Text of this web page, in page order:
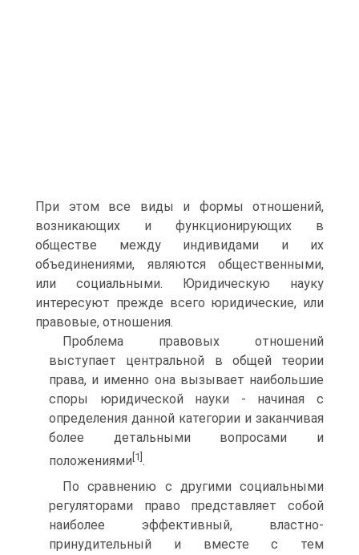
При этом все виды и формы отношений,
возникающих и функционирующих в
обществе между индивидами и их
объединениями, являются общественными,
или социальными. Юридическую науку
интересуют прежде всего юридические, или
правовые, отношения.
Проблема правовых отношений
выступает центральной в общей теории
права, и именно она вызывает наибольшие
споры юридической науки - начиная с
определения данной категории и заканчивая
более детальными вопросами и
положениями [1] .
По сравнению с другими социальными
регуляторами право представляет собой
наиболее эффективный, властно-
принудительный и вместе с тем